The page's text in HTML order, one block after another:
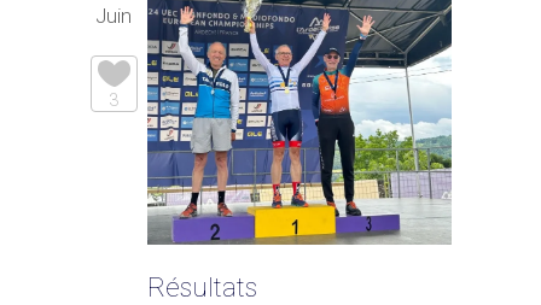
Juin
3
Résultats